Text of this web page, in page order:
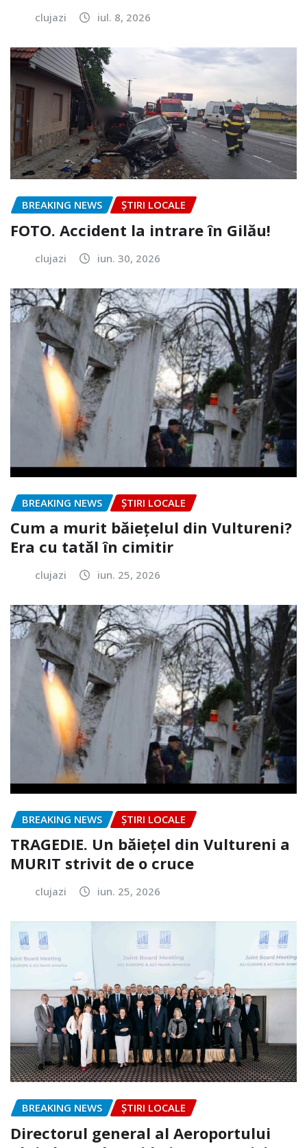
clujazi iul. 8, 2026
BREAKING NEWS ȘTIRI LOCALE
FOTO. Accident la intrare în Gilău!
clujazi iun. 30, 2026
BREAKING NEWS ȘTIRI LOCALE
Cum a murit băiețelul din Vultureni?
Era cu tatăl în cimitir
clujazi iun. 25, 2026
BREAKING NEWS ȘTIRI LOCALE
TRAGEDIE. Un băiețel din Vultureni a
MURIT strivit de o cruce
clujazi iun. 25, 2026
BREAKING NEWS ȘTIRI LOCALE
Directorul general al Aeroportului